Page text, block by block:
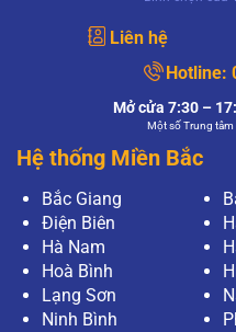
Mục đích của
HPV có
HPV có giống
XEM THÊM
Thưa bác sĩ,
Pap để tầm
viện, tuy nhiên
điều bất
XEM THÊM
Liên hệ
Hotline:
Mở cửa 7:30 –
Một số Trung
Hệ thống Miền Bắc
Bắc Giang
Điện Biên
Hà Nam
Hoà Bình
Lạng Sơn
Ninh Bình